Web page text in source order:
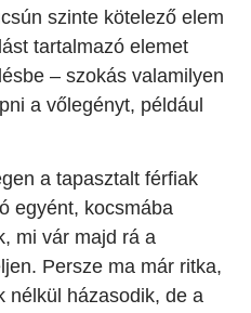
szinte kötelező elem
tartalmazó elemet
– szokás valamilyen
a vőlegényt, például
a tapasztalt férfiak
egyént, kocsmába
mi vár majd rá a
Persze ma már ritka,
nélkül házasodik, de a